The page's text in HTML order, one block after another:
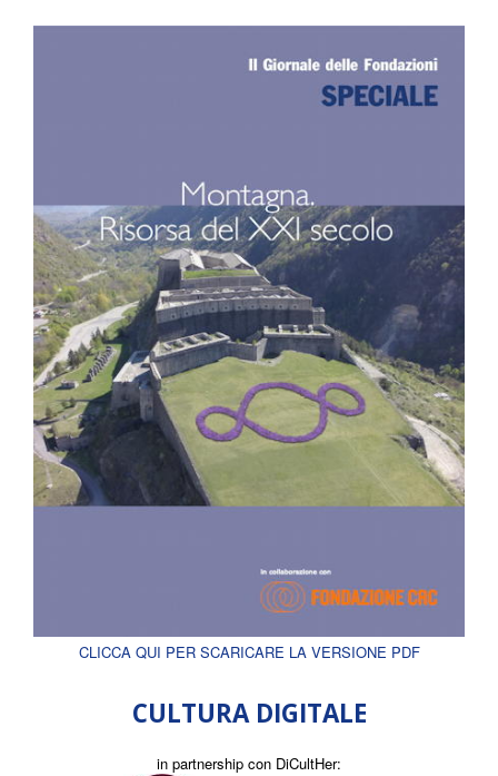
CLICCA QUI PER SCARICARE LA VERSIONE PDF
CULTURA DIGITALE
in partnership con DiCultHer: